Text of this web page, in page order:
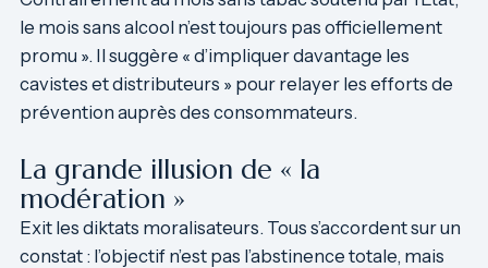
le mois sans alcool n’est toujours pas officiellement
promu ». Il suggère « d’impliquer davantage les
cavistes et distributeurs » pour relayer les efforts de
prévention auprès des consommateurs.
La grande illusion de « la
modération »
Exit les diktats moralisateurs. Tous s’accordent sur un
constat : l’objectif n’est pas l’abstinence totale, mais